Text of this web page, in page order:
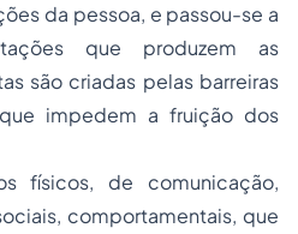
da pessoa, e passou-se a
que produzem as
são criadas pelas barreiras
impedem a fruição dos
físicos, de comunicação,
comportamentais, que